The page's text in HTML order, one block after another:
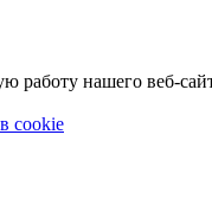
нашего веб-
cookie